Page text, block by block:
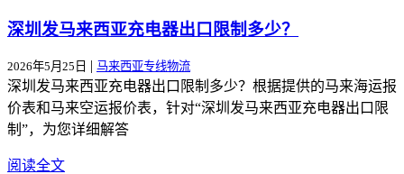
深圳发马来西亚充电器出口限制多少？
2026年5月25日 | 马来西亚专线物流
深圳发马来西亚充电器出口限制多少？根据提供的马来海运报
价表和马来空运报价表，针对“深圳发马来西亚充电器出口限
制”，为您详细解答
阅读全文